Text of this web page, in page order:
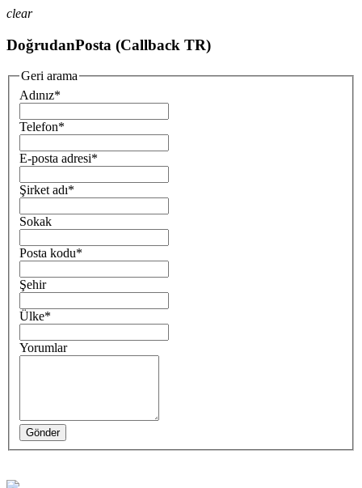
clear
DoğrudanPosta (Callback TR)
Geri arama
Adınız*
Telefon*
E-posta adresi*
Şirket adı*
Sokak
Posta kodu*
Şehir
Ülke*
Yorumlar